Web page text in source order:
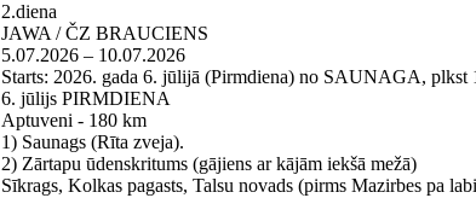
2.diena
JAWA / ČZ BRAUCIENS
5.07.2026 – 10.07.2026
Starts: 2026. gada 6. jūlijā (Pirmdiena) no SAUNAGA, plkst
6. jūlijs PIRMDIENA
Aptuveni - 180 km
1) Saunags (Rīta zveja).
2) Zārtapu ūdenskritums (gājiens ar kājām iekšā mežā)
Sīkrags, Kolkas pagasts, Talsu novads (pirms Mazirbes pa